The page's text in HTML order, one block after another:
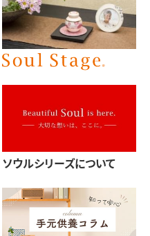
ソウルシリーズについて